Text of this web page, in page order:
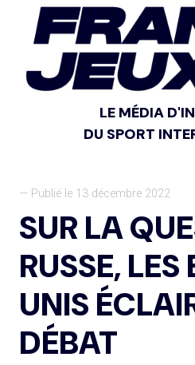
LE MÉDIA
DU SPORT
— Publié le 13 décembre 2022
SUR LA
RUSSE,
UNIS
DÉBAT